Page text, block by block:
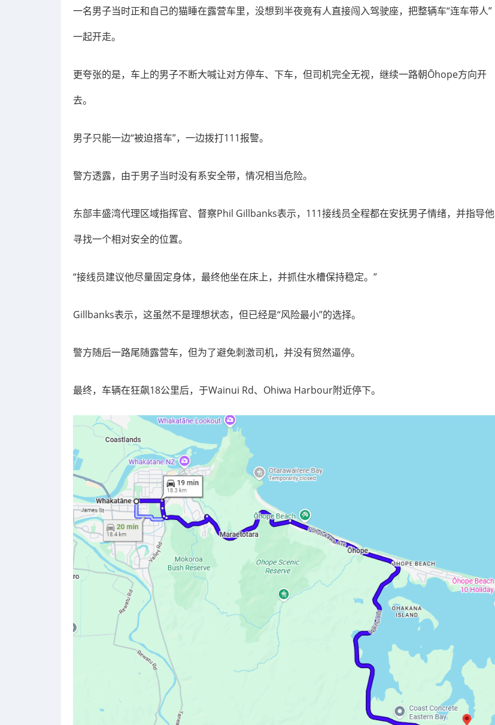
一名男子当时正和自己的猫睡在露营车里，没想到半夜竟有人直接闯入驾驶座，把整辆车“连车带人”
一起开走。
更夸张的是，车上的男子不断大喊让对方停车、下车，但司机完全无视，继续一路朝Ōhope方向开
去。
男子只能一边“被迫搭车”，一边拨打111报警。
警方透露，由于男子当时没有系安全带，情况相当危险。
东部丰盛湾代理区域指挥官、督察Phil Gillbanks表示，111接线员全程都在安抚男子情绪，并指导他
寻找一个相对安全的位置。
“接线员建议他尽量固定身体，最终他坐在床上，并抓住水槽保持稳定。”
Gillbanks表示，这虽然不是理想状态，但已经是“风险最小”的选择。
警方随后一路尾随露营车，但为了避免刺激司机，并没有贸然逼停。
最终，车辆在狂飙18公里后，于Wainui Rd、Ohiwa Harbour附近停下。